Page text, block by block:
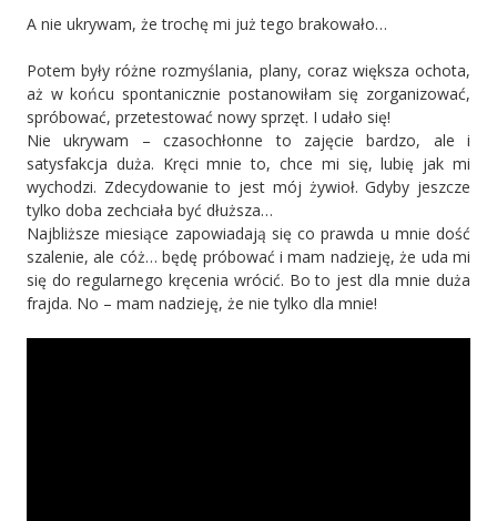
A nie ukrywam, że trochę mi już tego brakowało…
Potem były różne rozmyślania, plany, coraz większa ochota,
aż w końcu spontanicznie postanowiłam się zorganizować,
spróbować, przetestować nowy sprzęt. I udało się!
Nie ukrywam – czasochłonne to zajęcie bardzo, ale i
satysfakcja duża. Kręci mnie to, chce mi się, lubię jak mi
wychodzi. Zdecydowanie to jest mój żywioł. Gdyby jeszcze
tylko doba zechciała być dłuższa…
Najbliższe miesiące zapowiadają się co prawda u mnie dość
szalenie, ale cóż… będę próbować i mam nadzieję, że uda mi
się do regularnego kręcenia wrócić. Bo to jest dla mnie duża
frajda. No – mam nadzieję, że nie tylko dla mnie!